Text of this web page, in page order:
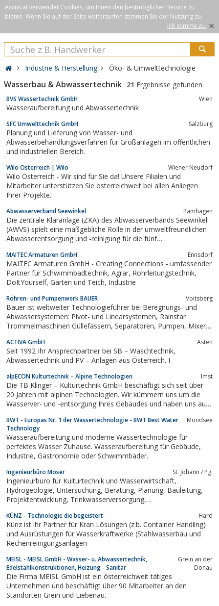
Axxus.at verwendet Cookies, um Ihnen den bestmöglichen Service zu
bieten. Wenn Sie auf der Seite weitersurfen stimmen Sie der Nutzung zu.
Ich stimme zu. ×
Industrie & Herstellung Öko- & Umwelttechnologie
Wasserbau & Abwassertechnik 21 Ergebnisse gefunden
BVS Wassertechnik GmbH Wien
Wasseraufbereitung und Abwassertechnik
SFC Umwelttechnik GmbH Salzburg
Planung und Lieferung von Wasser- und
Abwasserbehandlungsverfahren für Großanlagen im öffentlichen
und industriellen Bereich.
Wilo Österreich | Wilo Wiener Neudorf
Wilo Österreich - Wir sind für Sie da! Unsere Filialen und
Mitarbeiter unterstützen Sie österreichweit bei allen Anliegen
Ihrer Projekte.
Abwasserverband Seewinkel Pamhagen
Die zentrale Kläranlage (ZKA) des Abwasserverbands Seewinkel
(AWVS) spielt eine maßgebliche Rolle in der umweltfreundlichen
Abwasserentsorgung und -reinigung für die fünf
MAITEC Armaturen GmbH Ennsdorf
MAITEC Armaturen GmbH - Creating Connections - umfassender
Partner für Schwimmbadtechnik, Agrar, Rohrleitungstechnik,
DoItYourself, Garten und Teich, Industrie
Röhren- und Pumpenwerk BAUER Voitsberg
Bauer ist weltweiter Technologieführer bei Beregnungs- und
Abwassersystemen: Pivot- und Linearsystemen, Rainstar
Trommelmaschinen Güllefässern, Separatoren, Pumpen, Mixern
ACTIVA GmbH Asten
Seit 1992 Ihr Ansprechpartner bei SB – Waschtechnik,
Abwassertechnik und PV – Anlagen aus Österreich. I
alpECON Kulturtechnik – Alpine Technologien Imst
Die TB Klinger – Kulturtechnik GmbH beschäftigt sich seit über
20 Jahren mit alpinen Technologien. Wir kümmern uns um die
Wasserver- und -entsorgung Ihres Gebäudes und haben uns auf
BWT - Europas Nr. 1 der Wassertechnologie - BWT Best Water
Technology
Mondsee
Wasseraufbereitung und moderne Wassertechnologie für
perfektes Wasser Zuhause. Wasseraufbereitung für Gebäude,
Industrie, Gastronomie oder Schwimmbäder.
Ingenieurbüro Moser St. Johann / Pg.
Ingenieurbüro für Kulturtechnik und Wasserwirtschaft,
Hydrogeologie, Untersuchung, Beratung, Planung, Bauleitung,
Projektentwicklung, Trinkwasserversorgung,
Retention, wasserrechtliche Bauaufsicht, Deponieverordnung,
Charakterisierung von Abfällen,...
KÜNZ - Technologie die begeistert Hard
Künz ist ihr Partner für Kran Lösungen (z.b. Container Handling)
und Ausrüstungen für Wasserkraftwerke (Stahlwasserbau und
Rechenreinigungsanlagen
MEISL - MEISL GmbH - Wasser- u. Abwassertechnik,
Edelstahlkonstruktionen, Heizung - Sanitär
Grein an der
Donau
Die Firma MEISL GmbH ist ein österreichweit tätiges
Unternehmen und beschäftigt über 90 Mitarbeiter an den
Standorten Grein und Liebenau.